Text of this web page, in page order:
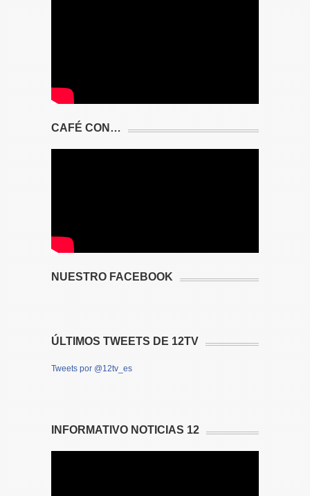
CAFÉ CON…
NUESTRO FACEBOOK
ÚLTIMOS TWEETS DE 12TV
Tweets por @12tv_es
INFORMATIVO NOTICIAS 12